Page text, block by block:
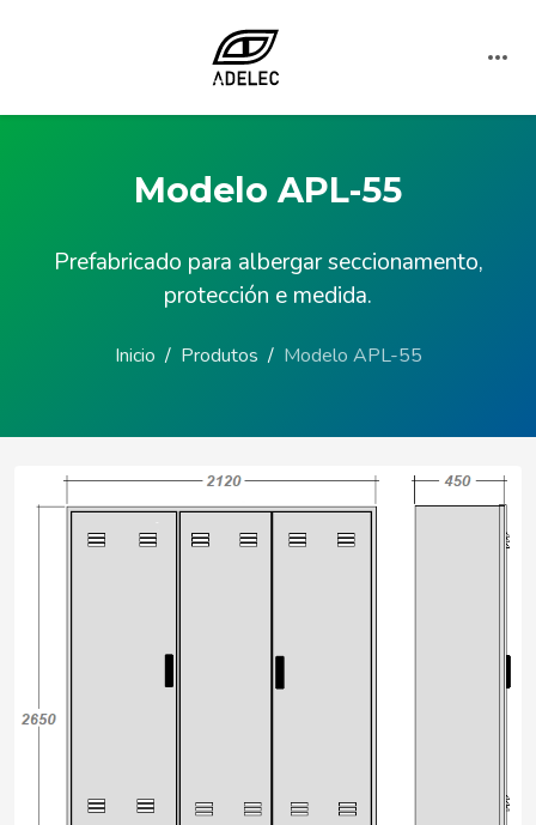
Modelo APL-55
Prefabricado para albergar seccionamento,
protección e medida.
Inicio Produtos Modelo APL-55